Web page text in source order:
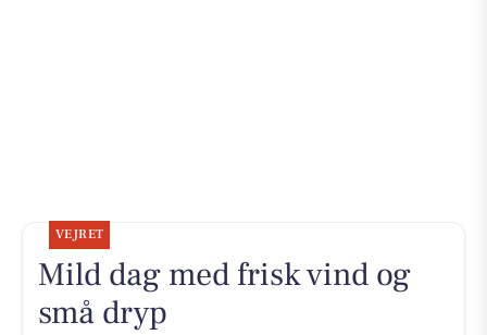
VEJRET
Mild dag med frisk vind og
små dryp